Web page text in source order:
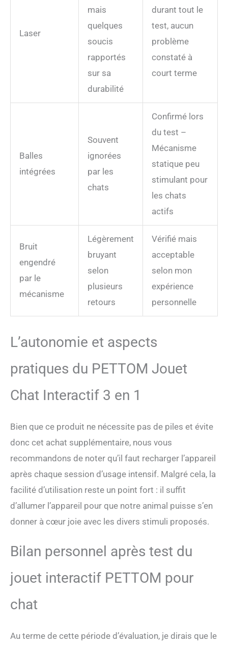
Laser
mais
quelques
soucis
rapportés
sur sa
durabilité
durant tout le
test, aucun
problème
constaté à
court terme
Balles
intégrées
Souvent
ignorées
par les
chats
Confirmé lors
du test –
Mécanisme
statique peu
stimulant pour
les chats
actifs
Bruit
engendré
par le
mécanisme
Légèrement
bruyant
selon
plusieurs
retours
Vérifié mais
acceptable
selon mon
expérience
personnelle
L’autonomie et aspects
pratiques du PETTOM Jouet
Chat Interactif 3 en 1
Bien que ce produit ne nécessite pas de piles et évite
donc cet achat supplémentaire, nous vous
recommandons de noter qu’il faut recharger l’appareil
après chaque session d’usage intensif. Malgré cela, la
facilité d’utilisation reste un point fort : il suffit
d’allumer l’appareil pour que notre animal puisse s’en
donner à cœur joie avec les divers stimuli proposés.
Bilan personnel après test du
jouet interactif PETTOM pour
chat
Au terme de cette période d’évaluation, je dirais que le